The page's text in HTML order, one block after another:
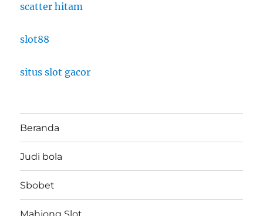
scatter hitam
slot88
situs slot gacor
Beranda
Judi bola
Sbobet
Mahjong Slot